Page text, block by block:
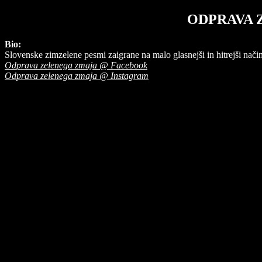
ODPRAVA
Bio:
Slovenske zimzelene pesmi zaigrane na malo glasnejši in hitrejši
Odprava zelenega zmaja @ Facebook
Odprava zelenega zmaja @ Instagram